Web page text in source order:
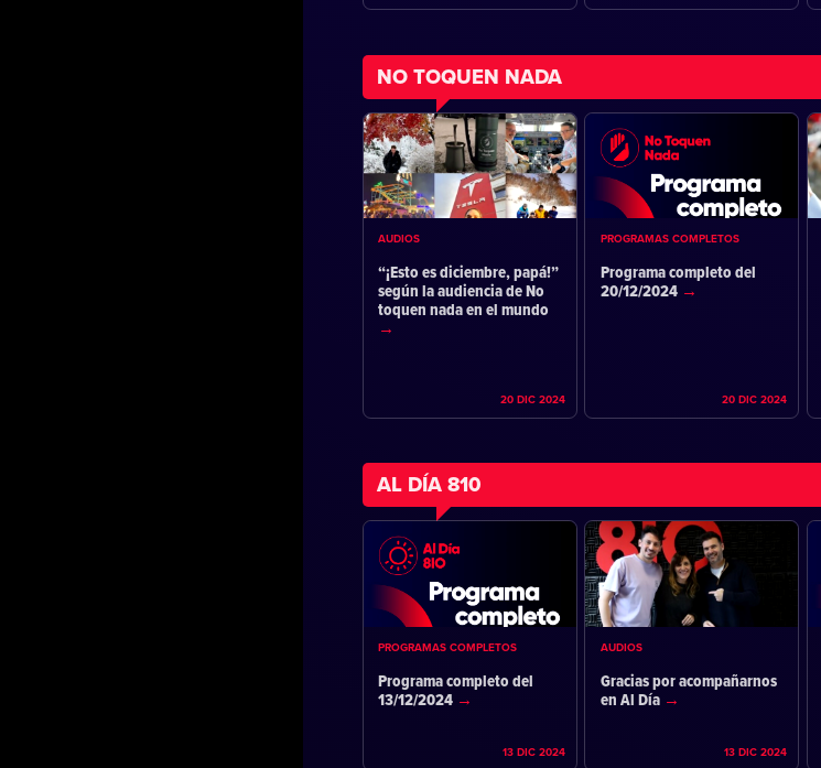
NO TOQUEN NADA
AUDIOS
“¡Esto es diciembre, papá!”
según la audiencia de No
toquen nada en el mundo
20 DIC 2024
PROGRAMAS COMPLETOS
Programa completo del
20/12/2024
20 DIC 2024
AL DÍA 810
PROGRAMAS COMPLETOS
Programa completo del
13/12/2024
13 DIC 2024
AUDIOS
Gracias por acompañarnos
en Al Día
13 DIC 2024